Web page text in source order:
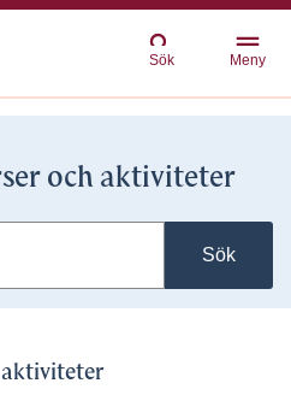
Sök Meny
och aktiviteter
Sök